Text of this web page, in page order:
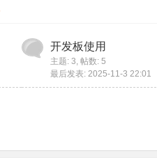
开发板使用
主题: 3, 帖数: 5
最后发表: 2025-11-3 22:01